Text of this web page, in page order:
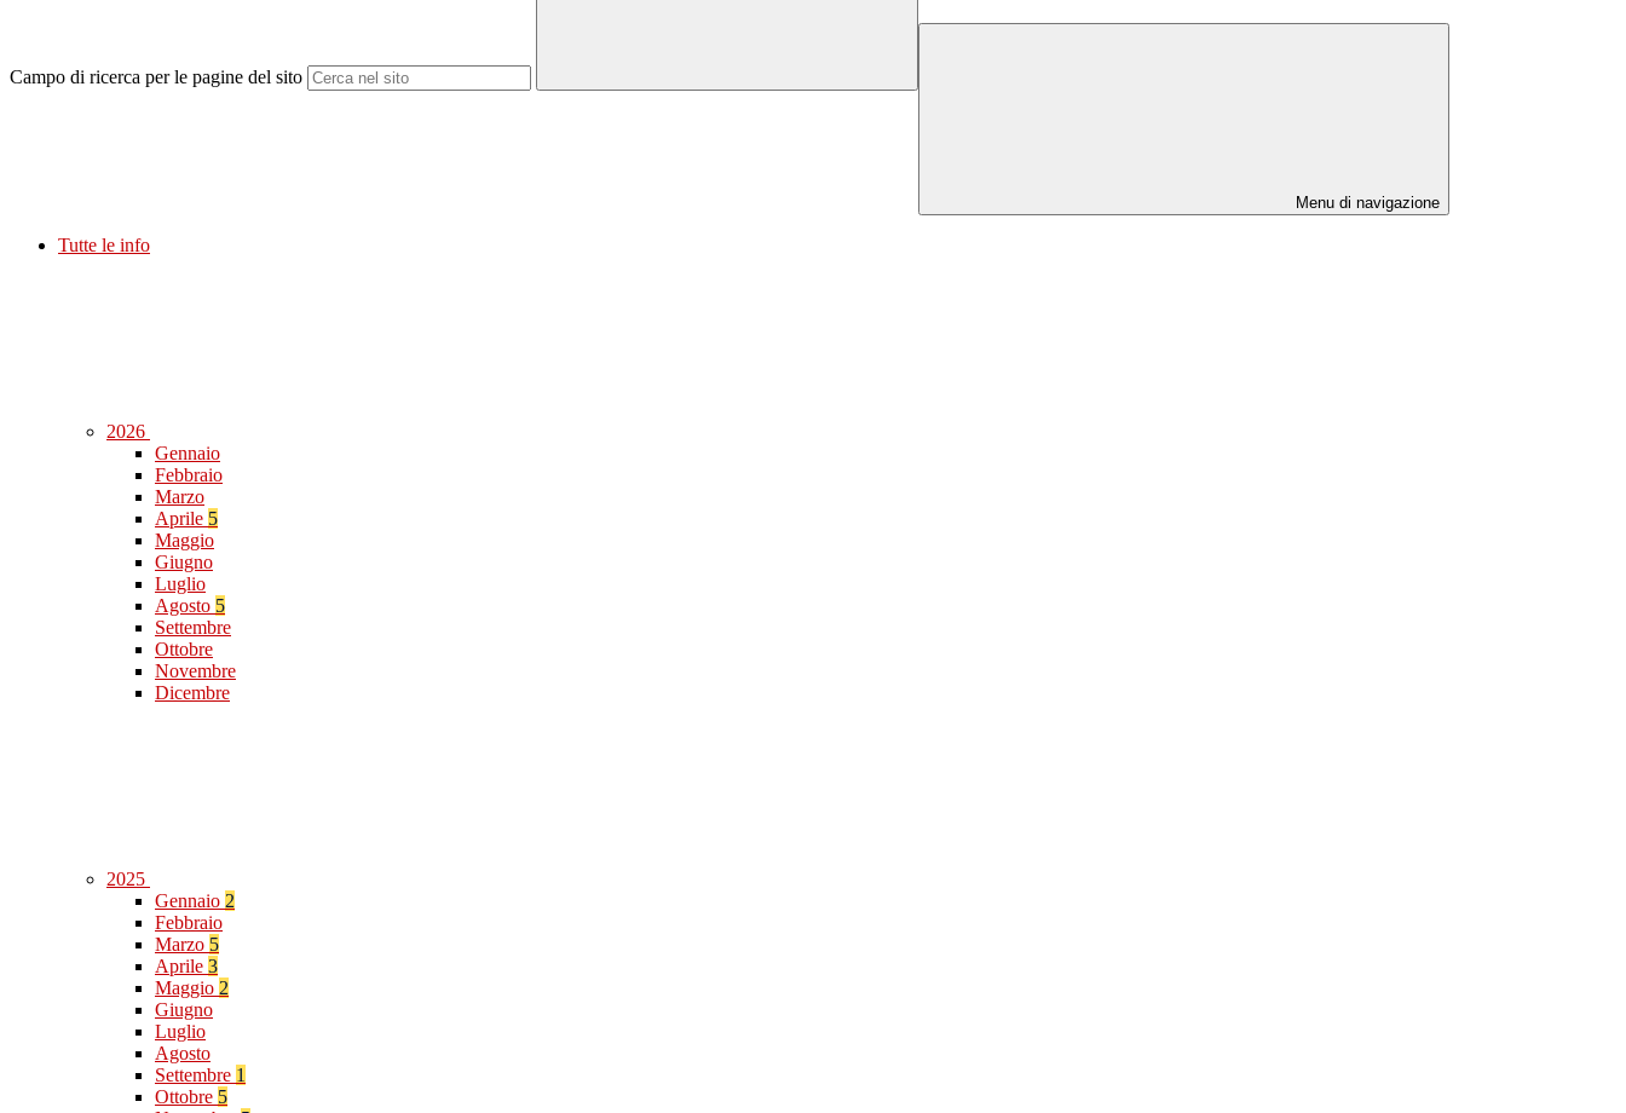
Campo di ricerca per le pagine del sito
Menu di navigazione
Tutte le info
2026
Gennaio
Febbraio
Marzo
Aprile 5
Maggio
Giugno
Luglio
Agosto 5
Settembre
Ottobre
Novembre
Dicembre
2025
Gennaio 2
Febbraio
Marzo 5
Aprile 3
Maggio 2
Giugno
Luglio
Agosto
Settembre 1
Ottobre 5